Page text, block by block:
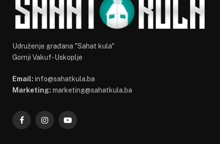
Udruženje građana "Sahat kula"
Gornji Vakuf-Uskoplje
Email: info@sahatkula.ba
Marketing: marketing@sahatkula.ba
FacebookInstagramYouTube